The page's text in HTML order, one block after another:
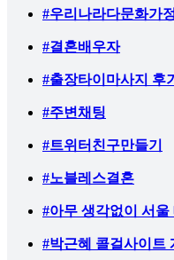
#우리나라다문화가
#결혼배우자
#출장타이마사지 후기
#주변채팅
#트위터친구만들기
#노블레스결혼
#아무 생각없이 서
#박근혜 콜걸사이트